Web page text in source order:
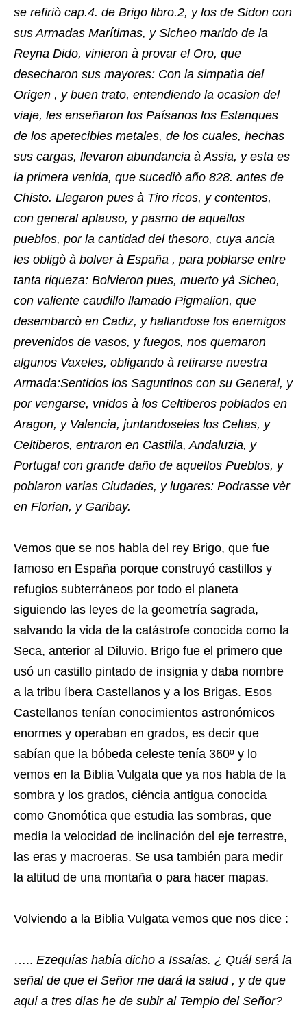
se refiriò cap.4. de Brigo libro.2, y los de Sidon con
sus Armadas Marítimas, y Sicheo marido de la
Reyna Dido, vinieron à provar el Oro, que
desecharon sus mayores: Con la simpatìa del
Origen , y buen trato, entendiendo la ocasion del
viaje, les enseñaron los Paísanos los Estanques
de los apetecibles metales, de los cuales, hechas
sus cargas, llevaron abundancia à Assia, y esta es
la primera venida, que sucediò año 828. antes de
Chisto. Llegaron pues à Tiro ricos, y contentos,
con general aplauso, y pasmo de aquellos
pueblos, por la cantidad del thesoro, cuya ancia
les obligò à bolver à España , para poblarse entre
tanta riqueza: Bolvieron pues, muerto yà Sicheo,
con valiente caudillo llamado Pigmalion, que
desembarcò en Cadiz, y hallandose los enemigos
prevenidos de vasos, y fuegos, nos quemaron
algunos Vaxeles, obligando à retirarse nuestra
Armada:Sentidos los Saguntinos con su General, y
por vengarse, vnidos à los Celtiberos poblados en
Aragon, y Valencia, juntandoseles los Celtas, y
Celtiberos, entraron en Castilla, Andaluzia, y
Portugal con grande daño de aquellos Pueblos, y
poblaron varias Ciudades, y lugares: Podrasse vèr
en Florian, y Garibay.
Vemos que se nos habla del rey Brigo, que fue
famoso en España porque construyó castillos y
refugios subterráneos por todo el planeta
siguiendo las leyes de la geometría sagrada,
salvando la vida de la catástrofe conocida como la
Seca, anterior al Diluvio. Brigo fue el primero que
usó un castillo pintado de insignia y daba nombre
a la tribu íbera Castellanos y a los Brigas. Esos
Castellanos tenían conocimientos astronómicos
enormes y operaban en grados, es decir que
sabían que la bóbeda celeste tenía 360º y lo
vemos en la Biblia Vulgata que ya nos habla de la
sombra y los grados, ciéncia antigua conocida
como Gnomótica que estudia las sombras, que
medía la velocidad de inclinación del eje terrestre,
las eras y macroeras. Se usa también para medir
la altitud de una montaña o para hacer mapas.
Volviendo a la Biblia Vulgata vemos que nos dice :
….. Ezequías había dicho a Issaías. ¿ Quál será la
señal de que el Señor me dará la salud , y de que
aquí a tres días he de subir al Templo del Señor?